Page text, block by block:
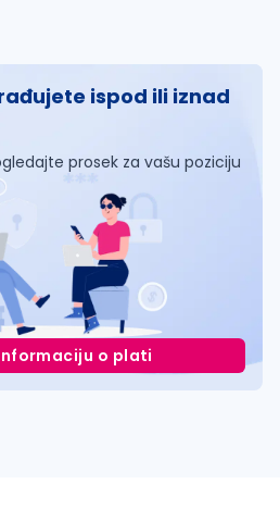
ispod ili iznad
prosek za vašu poziciju
o plati